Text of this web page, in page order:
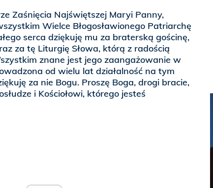
Zaśnięcia Najświętszej Maryi Panny,
Wielce Błogosławionego Patriarchę
serca dziękuję mu za braterską gościnę,
za tę Liturgię Słowa, którą z radością
znane jest jego zaangażowanie w
od wielu lat działalność na tym
za nie Bogu. Proszę Boga, drogi bracie,
i Kościołowi, którego jesteś